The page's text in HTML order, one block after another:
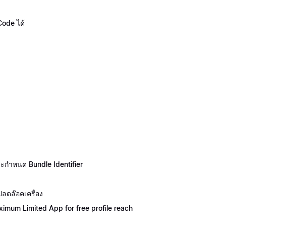
ได้
กำหนด Bundle Identifier
ดล๊อคเครื่อง
Limited App for free profile reach